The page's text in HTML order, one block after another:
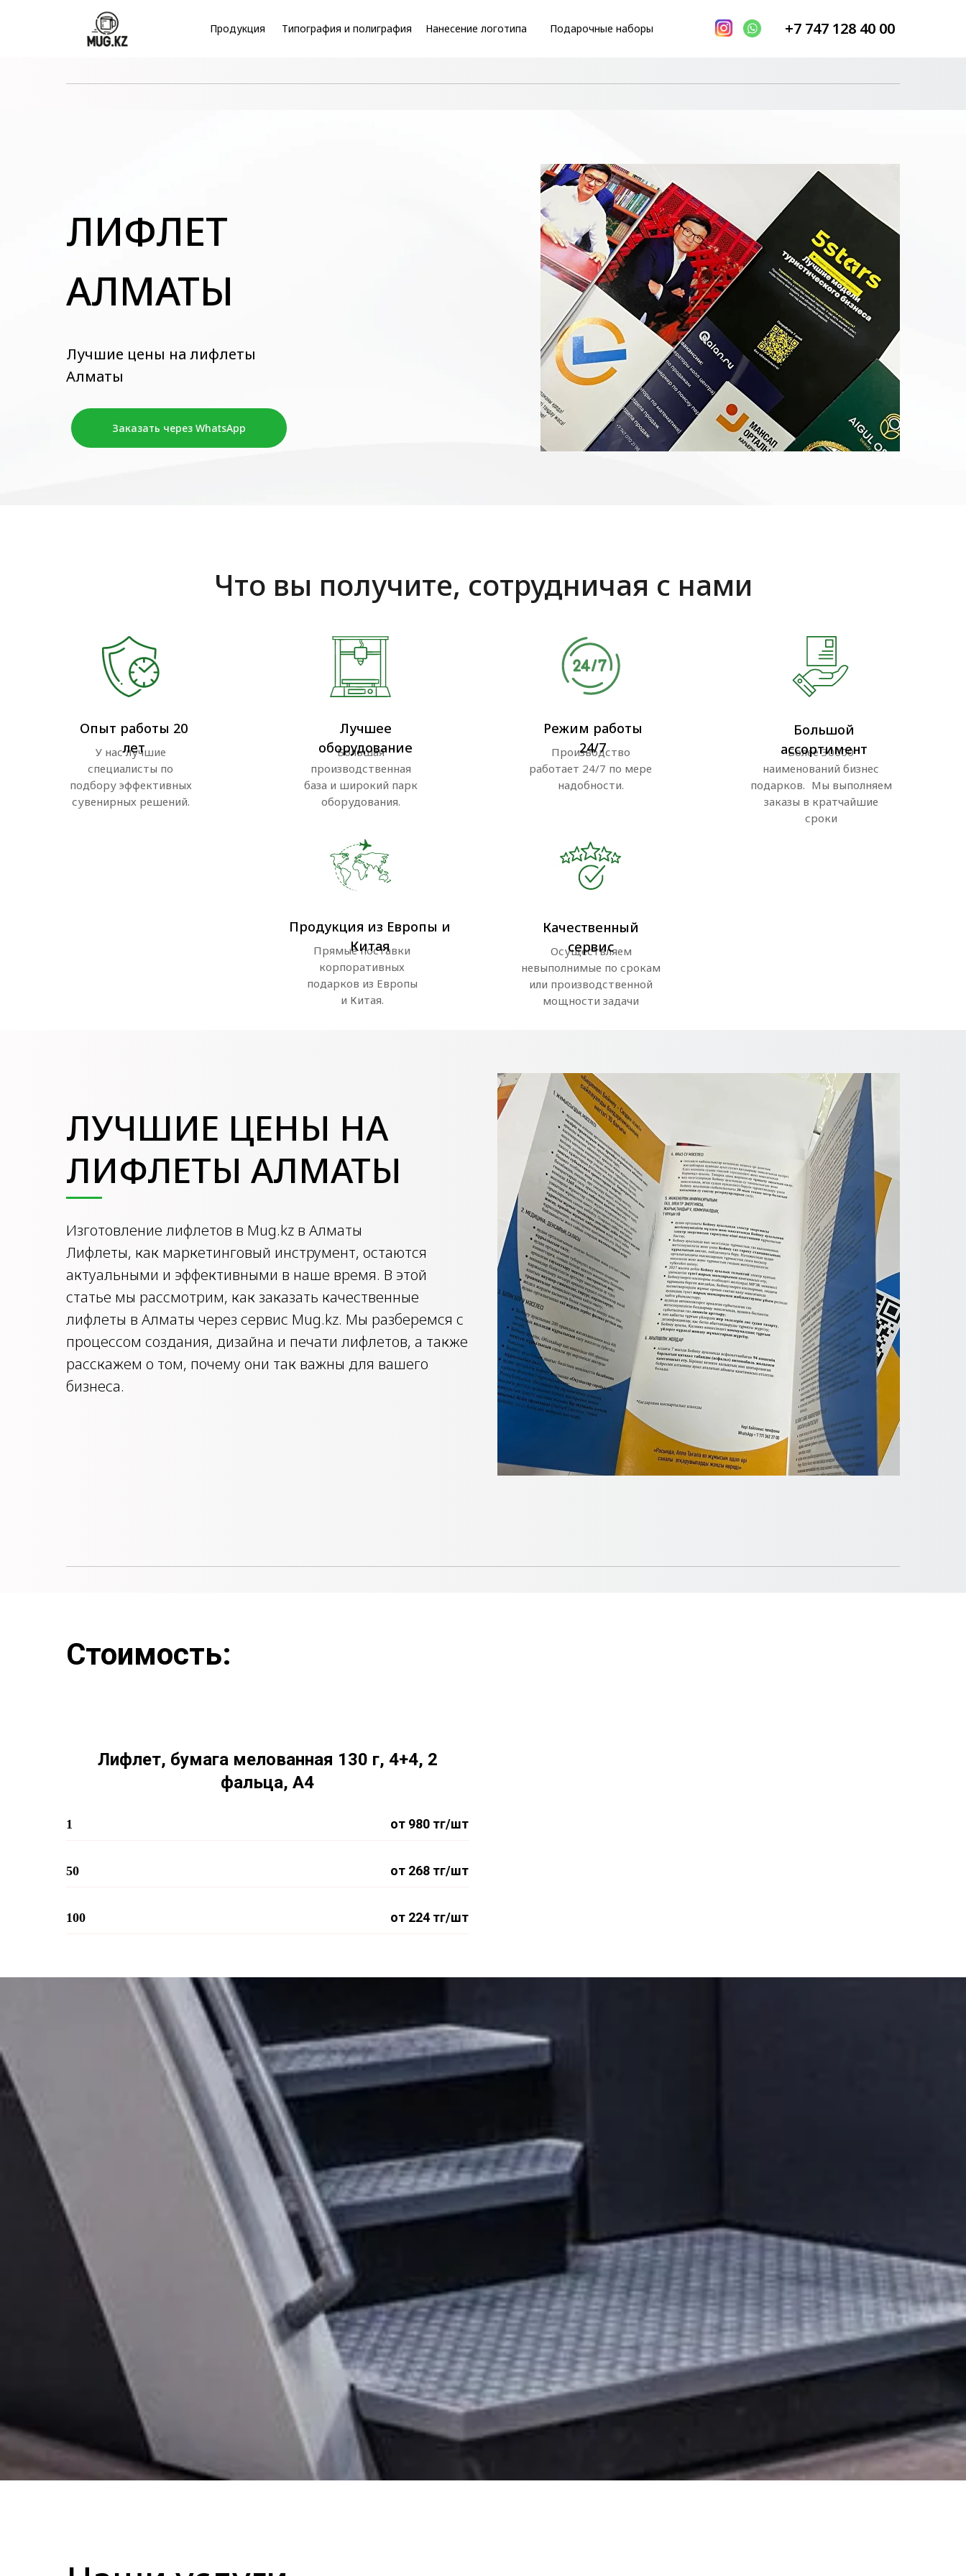
+7 747 128 40 00
Продукция Типография и полиграфия Нанесение логотипа Подарочные наборы
ЛИФЛЕТ
АЛМАТЫ
Лучшие цены на лифлеты
Алматы
Заказать через WhatsApp
Опыт работы 20
лет
У нас лучшие
специалисты по
подбору эффективных
сувенирных решений.
Лучшее
оборудование
Большая
производственная
база и широкий парк
оборудования.
Режим работы
24/7
Производство
работает 24/7 по мере
надобности.
Большой
ассортимент
Более 30000
наименований бизнес
подарков. Мы выполняем
заказы в кратчайшие
сроки
Что вы получите, сотрудничая с нами
Продукция из Европы и
Китая
Прямые поставки
корпоративных
подарков из Европы
и Китая.
Качественный
сервис
Осуществляем
невыполнимые по срокам
или производственной
мощности задачи
ЛУЧШИЕ ЦЕНЫ НА
ЛИФЛЕТЫ АЛМАТЫ
Изготовление лифлетов в Mug.kz в Алматы
Лифлеты, как маркетинговый инструмент, остаются
актуальными и эффективными в наше время. В этой
статье мы рассмотрим, как заказать качественные
лифлеты в Алматы через сервис Mug.kz. Мы разберемся с
процессом создания, дизайна и печати лифлетов, а также
расскажем о том, почему они так важны для вашего
бизнеса.
Стоимость:
Лифлет, бумага мелованная 130 г, 4+4, 2
фальца, А4
1 от 980 тг/шт
50 от 268 тг/шт
100 от 224 тг/шт